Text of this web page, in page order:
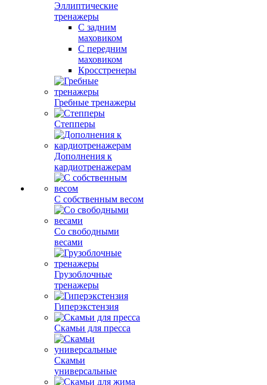
Эллиптические
тренажеры
С задним
маховиком
С передним
маховиком
Кросстренеры
Гребные тренажеры
Степперы
Дополнения к
кардиотренажерам
С собственным весом
Со свободными
весами
Грузоблочные
тренажеры
Гиперэкстензия
Скамьи для пресса
Скамьи
универсальные